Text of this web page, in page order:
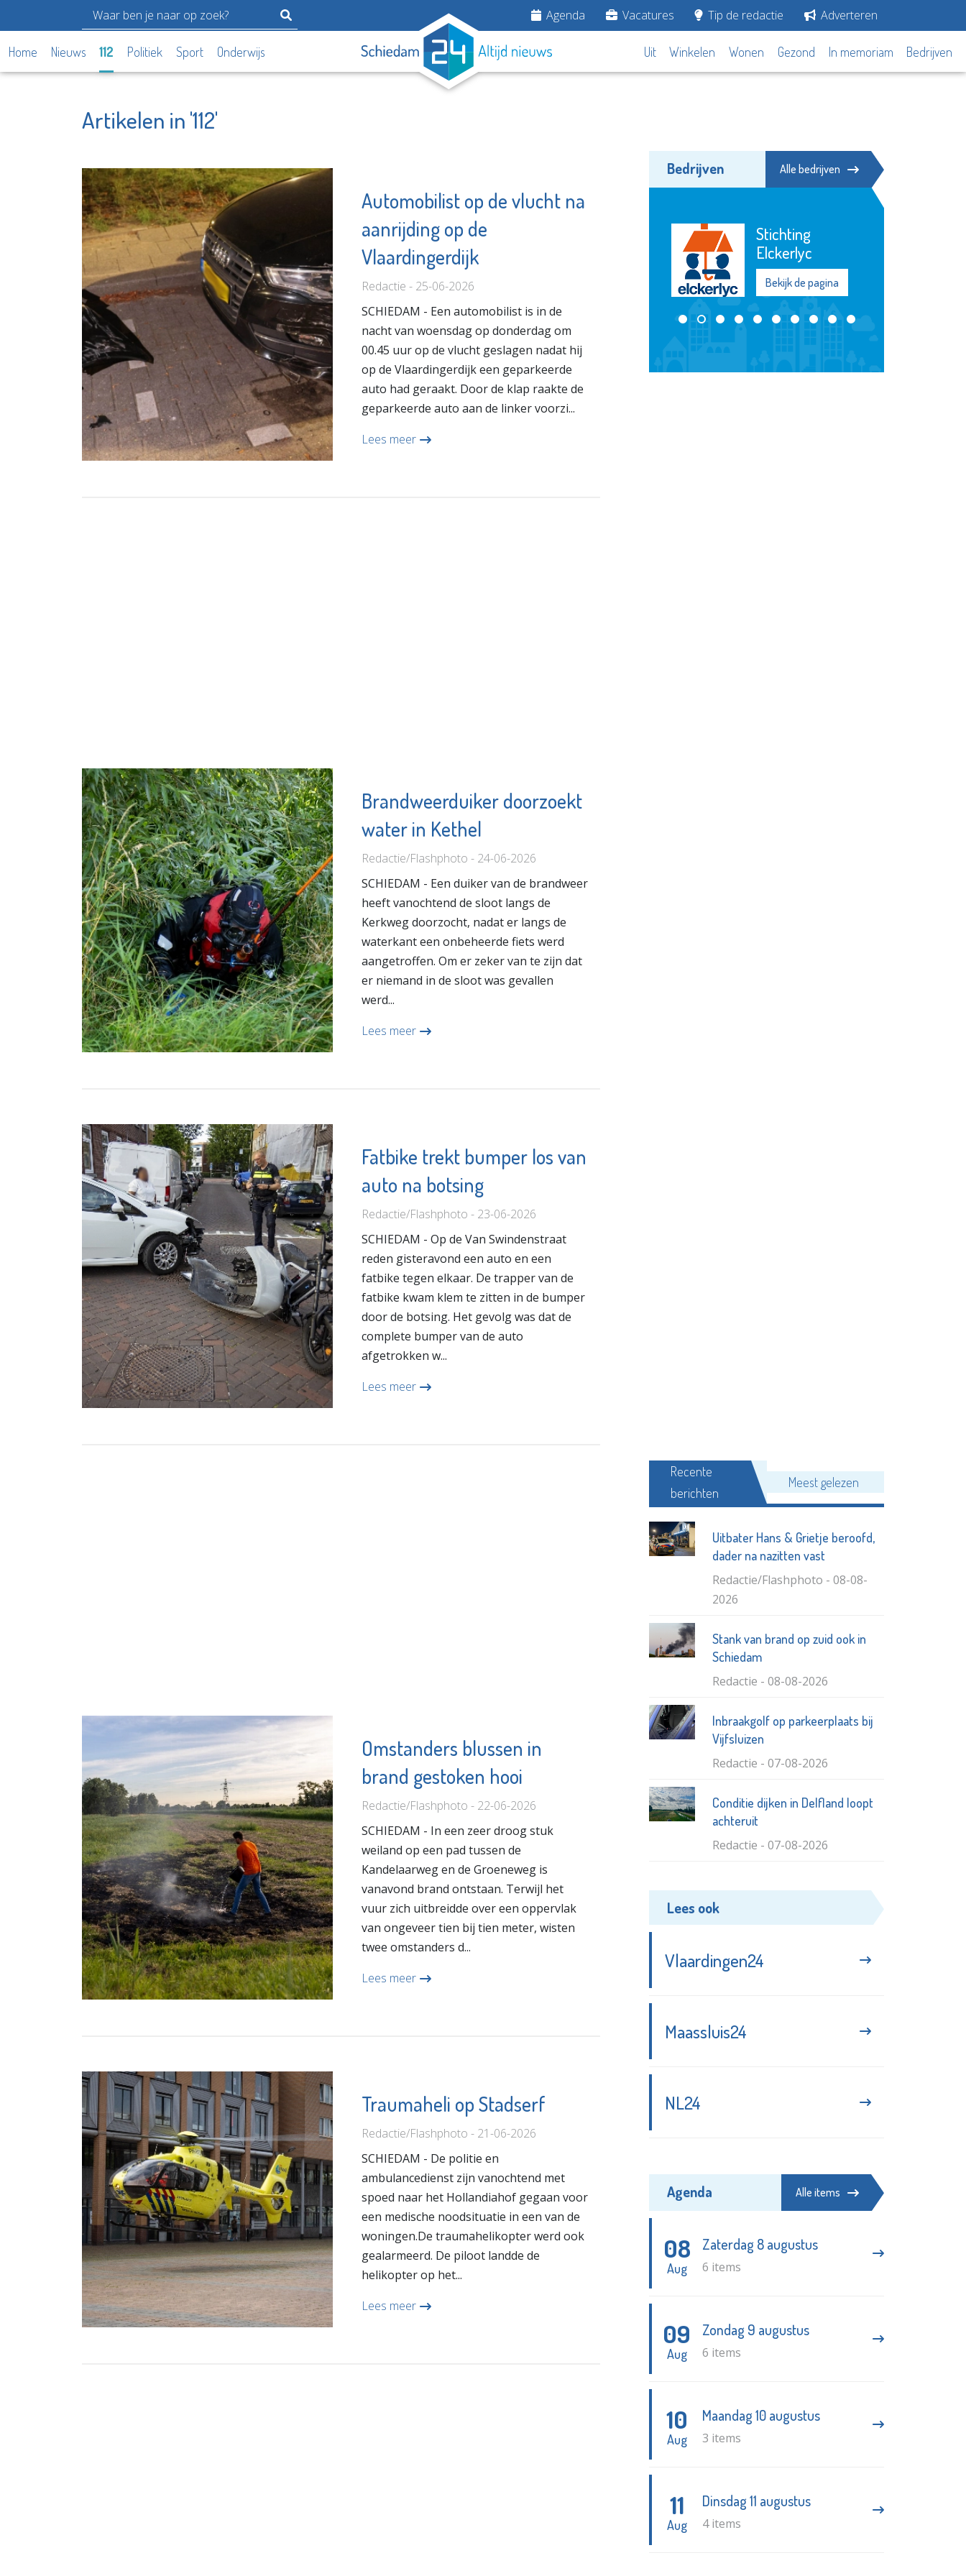
Agenda Vacatures Tip de redactie Adverteren
Home Nieuws 112 Politiek Sport Onderwijs Uit Winkelen Wonen Gezond In memoriam Bedrijven
Artikelen in '112'
Automobilist op de vlucht na
aanrijding op de
Vlaardingerdijk
Redactie - 25-06-2026
SCHIEDAM - Een automobilist is in de
nacht van woensdag op donderdag om
00.45 uur op de vlucht geslagen nadat hij
op de Vlaardingerdijk een geparkeerde
auto had geraakt. Door de klap raakte de
geparkeerde auto aan de linker voorzi...
Lees meer
Brandweerduiker doorzoekt
water in Kethel
Redactie/Flashphoto - 24-06-2026
SCHIEDAM - Een duiker van de brandweer
heeft vanochtend de sloot langs de
Kerkweg doorzocht, nadat er langs de
waterkant een onbeheerde fiets werd
aangetroffen. Om er zeker van te zijn dat
er niemand in de sloot was gevallen
werd...
Lees meer
Fatbike trekt bumper los van
auto na botsing
Redactie/Flashphoto - 23-06-2026
SCHIEDAM - Op de Van Swindenstraat
reden gisteravond een auto en een
fatbike tegen elkaar. De trapper van de
fatbike kwam klem te zitten in de bumper
door de botsing. Het gevolg was dat de
complete bumper van de auto
afgetrokken w...
Lees meer
Omstanders blussen in
brand gestoken hooi
Redactie/Flashphoto - 22-06-2026
SCHIEDAM - In een zeer droog stuk
weiland op een pad tussen de
Kandelaarweg en de Groeneweg is
vanavond brand ontstaan. Terwijl het
vuur zich uitbreidde over een oppervlak
van ongeveer tien bij tien meter, wisten
twee omstanders d...
Lees meer
Traumaheli op Stadserf
Redactie/Flashphoto - 21-06-2026
SCHIEDAM - De politie en
ambulancedienst zijn vanochtend met
spoed naar het Hollandiahof gegaan voor
een medische noodsituatie in een van de
woningen.De traumahelikopter werd ook
gealarmeerd. De piloot landde de
helikopter op het...
Lees meer
Bedrijven Alle bedrijven
Lentiz Life
Bekijk de pagina
Shell Energy and
Chemicals Park
Rotterdam
Bekijk de pagina
Scholengemeenschap
Spieringshoek
Bekijk de pagina
Recente
berichten
Meest gelezen
Uitbater Hans & Grietje beroofd,
dader na nazitten vast
Redactie/Flashphoto - 08-08-
2026
Stank van brand op zuid ook in
Schiedam
Redactie - 08-08-2026
Inbraakgolf op parkeerplaats bij
Vijfsluizen
Redactie - 07-08-2026
Conditie dijken in Delfland loopt
achteruit
Redactie - 07-08-2026
Aanhouding voor huiselijk geweld
Redactie - 02-08-2026
Code Geel vanwege hoge
temperaturen
Inbraak bij Vlaardingse
Redactie - 01-08-2026
Lees ook
Vlaardingen24
Maassluis24
NL24
Agenda Alle items
08
Aug
Zaterdag 8 augustus
6 items
09
Aug
Zondag 9 augustus
6 items
10
Aug
Maandag 10 augustus
3 items
11
Aug
Dinsdag 11 augustus
4 items